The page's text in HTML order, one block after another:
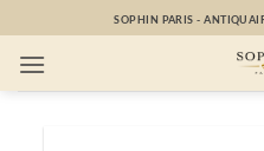
au
contenu
SOPHIN PARIS -